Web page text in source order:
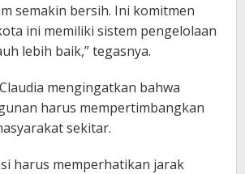
semakin bersih. Ini komitmen
ini memiliki sistem pengelolaan
lebih baik,” tegasnya.
mengingatkan bahwa
harus mempertimbangkan
sekitar.
harus memperhatikan jarak